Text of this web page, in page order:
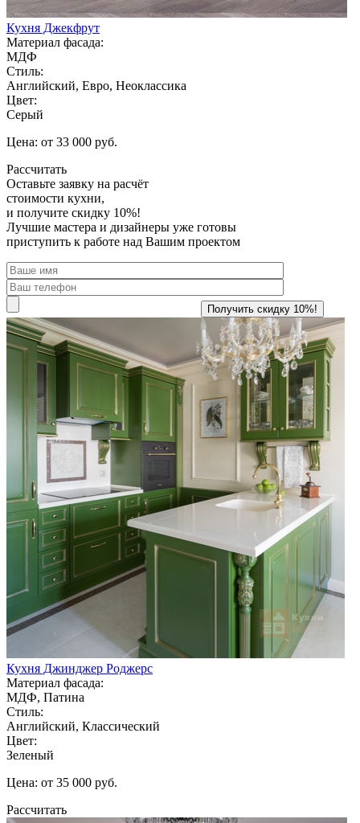
Кухня Джекфрут
Материал фасада:
МДФ
Стиль:
Английский, Евро, Неоклассика
Цвет:
Серый
Цена: от 33 000 руб.
Рассчитать
Оставьте заявку на расчёт
стоимости кухни,
и получите скидку 10%!
Лучшие мастера и дизайнеры уже готовы
приступить к работе над Вашим проектом
Кухня Джинджер Роджерс
Материал фасада:
МДФ, Патина
Стиль:
Английский, Классический
Цвет:
Зеленый
Цена: от 35 000 руб.
Рассчитать